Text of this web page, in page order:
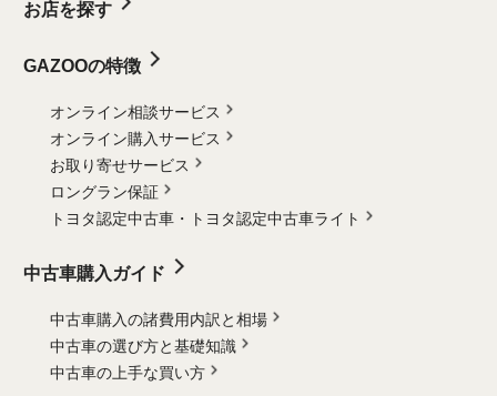
お店を探す
GAZOOの特徴
オンライン相談サービス
オンライン購入サービス
お取り寄せサービス
ロングラン保証
トヨタ認定中古車・
トヨタ認定中古車ライト
中古車購入ガイド
中古車購入の諸費用内訳と相場
中古車の選び方と基礎知識
中古車の上手な買い方